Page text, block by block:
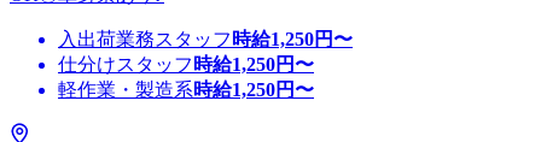
入出荷業務スタッフ 時給1,250円〜
仕分けスタッフ 時給1,250円〜
軽作業・製造系時給1,250円〜